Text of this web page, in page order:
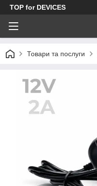
TOP for DEVICES
Товари та послуги